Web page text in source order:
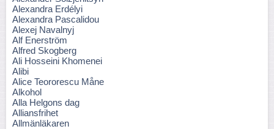
Alexandra Erdélyi
Alexandra Pascalidou
Alexej Navalnyj
Alf Enerström
Alfred Skogberg
Ali Hosseini Khomenei
Alibi
Alice Teororescu Måne
Alkohol
Alla Helgons dag
Alliansfrihet
Allmänläkaren